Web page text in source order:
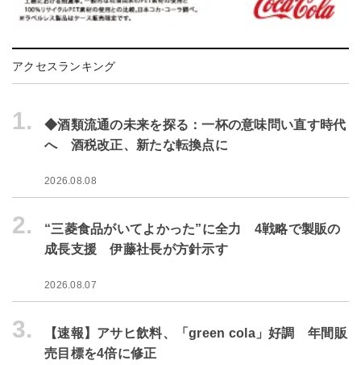
アクセスランキング
1.
◆酒類流通の未来を探る：一杯の意味問い直す時代
へ 酒税改正、新たな転換点に
2026.08.08
2.
“三菱食品がいてよかった”に全力 4戦略で製販の
成長支援 伊藤社長が方針示す
2026.08.07
3.
【速報】アサヒ飲料、「green cola」好調 年間販
売目標を4倍に修正